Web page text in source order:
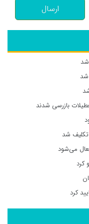
ارسال
بازرسی شدند
شد
می‌شود
کرد
کرد